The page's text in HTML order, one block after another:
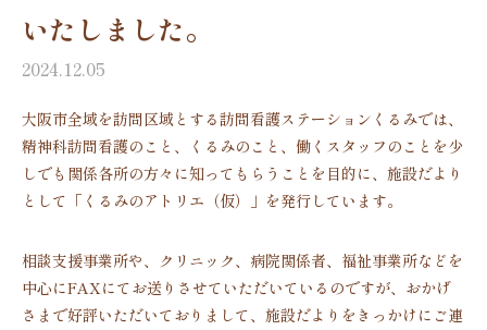
いたしました。
2024.12.05
大阪市全域を訪問区域とする訪問看護ステーションくるみでは、
精神科訪問看護のこと、くるみのこと、働くスタッフのことを少
しでも関係各所の方々に知ってもらうことを目的に、施設だより
として「くるみのアトリエ（仮）」を発行しています。
相談支援事業所や、クリニック、病院関係者、福祉事業所などを
中心にFAXにてお送りさせていただいているのですが、おかげ
さまで好評いただいておりまして、施設だよりをきっかけにご連